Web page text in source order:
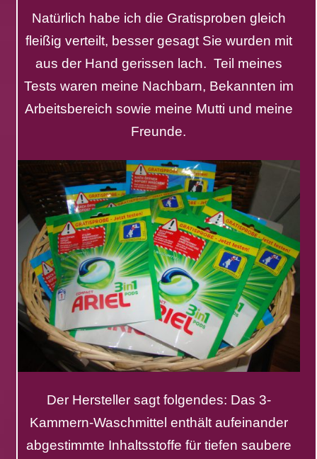
Natürlich habe ich die Gratisproben gleich
fleißig verteilt, besser gesagt Sie wurden mit
aus der Hand gerissen lach. Teil meines
Tests waren meine Nachbarn, Bekannten im
Arbeitsbereich sowie meine Mutti und meine
Freunde.
Der Hersteller sagt folgendes: Das 3-
Kammern-Waschmittel enthält aufeinander
abgestimmte Inhaltsstoffe für tiefen saubere